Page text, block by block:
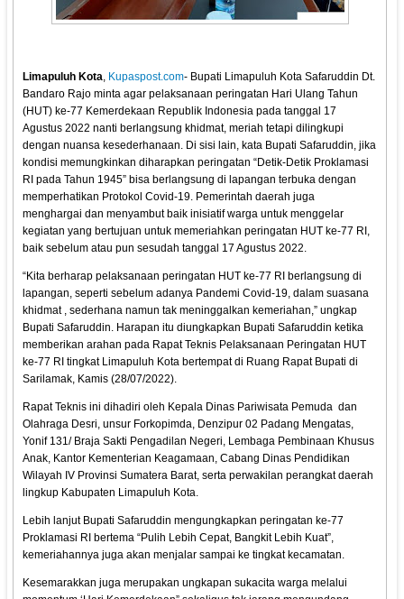
Limapuluh Kota, Kupaspost.com- Bupati Limapuluh Kota Safaruddin Dt.
Bandaro Rajo minta agar pelaksanaan peringatan Hari Ulang Tahun
(HUT) ke-77 Kemerdekaan Republik Indonesia pada tanggal 17
Agustus 2022 nanti berlangsung khidmat, meriah tetapi dilingkupi
dengan nuansa kesederhanaan. Di sisi lain, kata Bupati Safaruddin, jika
kondisi memungkinkan diharapkan peringatan “Detik-Detik Proklamasi
RI pada Tahun 1945” bisa berlangsung di lapangan terbuka dengan
memperhatikan Protokol Covid-19. Pemerintah daerah juga
menghargai dan menyambut baik inisiatif warga untuk menggelar
kegiatan yang bertujuan untuk memeriahkan peringatan HUT ke-77 RI,
baik sebelum atau pun sesudah tanggal 17 Agustus 2022.
“Kita berharap pelaksanaan peringatan HUT ke-77 RI berlangsung di
lapangan, seperti sebelum adanya Pandemi Covid-19, dalam suasana
khidmat , sederhana namun tak meninggalkan kemeriahan,” ungkap
Bupati Safaruddin. Harapan itu diungkapkan Bupati Safaruddin ketika
memberikan arahan pada Rapat Teknis Pelaksanaan Peringatan HUT
ke-77 RI tingkat Limapuluh Kota bertempat di Ruang Rapat Bupati di
Sarilamak, Kamis (28/07/2022).
Rapat Teknis ini dihadiri oleh Kepala Dinas Pariwisata Pemuda dan
Olahraga Desri, unsur Forkopimda, Denzipur 02 Padang Mengatas,
Yonif 131/ Braja Sakti Pengadilan Negeri, Lembaga Pembinaan Khusus
Anak, Kantor Kementerian Keagamaan, Cabang Dinas Pendidikan
Wilayah IV Provinsi Sumatera Barat, serta perwakilan perangkat daerah
lingkup Kabupaten Limapuluh Kota.
Lebih lanjut Bupati Safaruddin mengungkapkan peringatan ke-77
Proklamasi RI bertema “Pulih Lebih Cepat, Bangkit Lebih Kuat”,
kemeriahannya juga akan menjalar sampai ke tingkat kecamatan.
Kesemarakkan juga merupakan ungkapan sukacita warga melalui